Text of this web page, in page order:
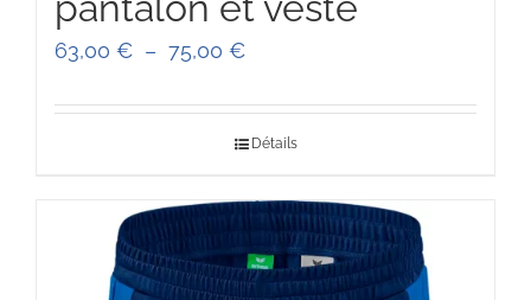
63,00 € – 75,00 €Plage
à
75,00 €
Détails